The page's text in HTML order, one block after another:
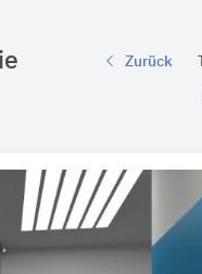
Zurück